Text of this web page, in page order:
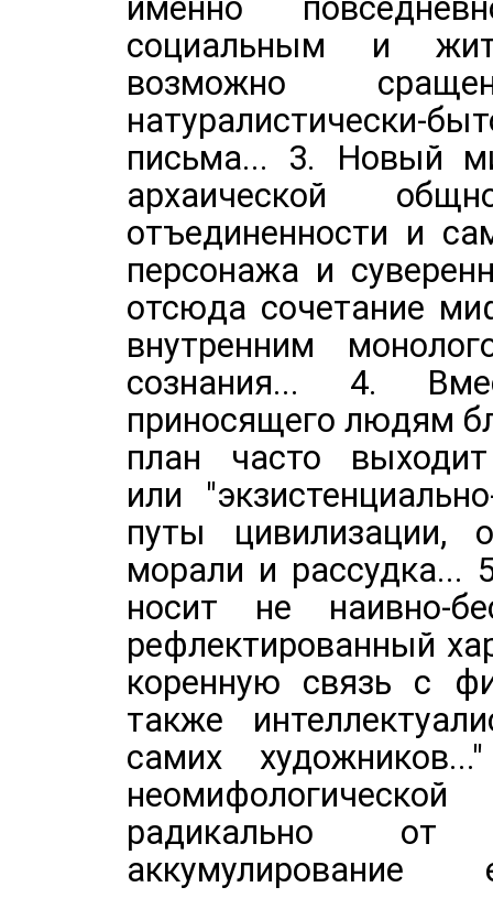
именно
социальным и
возможно
натуралистически-
письма... 3. Новый
архаической
отъединенности и
персонажа и
отсюда сочетание
внутренним
сознания... 4.
приносящего людям
план часто выходит
или
путы цивилизации,
морали и рассудка...
носит не наивно-
рефлектированный
коренную связь с
также
самих
радикально от